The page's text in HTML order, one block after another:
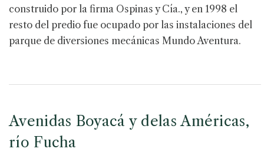
construido por la firma Ospinas y Cía., y en 1998 el
resto del predio fue ocupado por las instalaciones del
parque de diversiones mecánicas Mundo Aventura.
Avenidas Boyacá y delas Américas,
río Fucha